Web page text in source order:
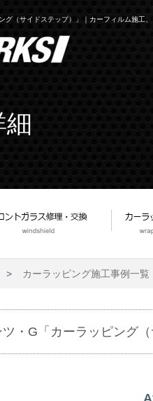
（サイドステップ）」｜カーフィルム施工
細
> カーラッピング施工事例一覧
・G「カーラッピング（